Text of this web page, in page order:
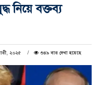
নিয়ে বক্তব্য
২০২৫ ৩৪৯ বার দেখা হয়েছে